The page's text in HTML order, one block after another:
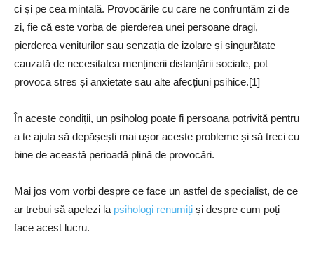
ci și pe cea mintală. Provocările cu care ne confruntăm zi de
zi, fie că este vorba de pierderea unei persoane dragi,
pierderea veniturilor sau senzația de izolare și singurătate
cauzată de necesitatea menținerii distanțării sociale, pot
provoca stres și anxietate sau alte afecțiuni psihice.[1]
În aceste condiții, un psiholog poate fi persoana potrivită pentru
a te ajuta să depășești mai ușor aceste probleme și să treci cu
bine de această perioadă plină de provocări.
Mai jos vom vorbi despre ce face un astfel de specialist, de ce
ar trebui să apelezi la psihologi renumiți și despre cum poți
face acest lucru.